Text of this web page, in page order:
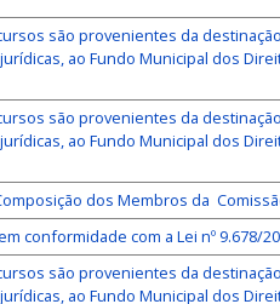
são provenientes da
ao Fundo Municipal dos
são provenientes da
ao Fundo Municipal dos
dos Membros da
conformidade com a Lei nº 9.678/
são provenientes da
ao Fundo Municipal dos